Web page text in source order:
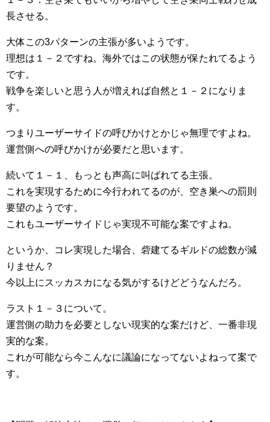
長させる。
大体この3パターンの主張が多いようです。
理想は１－２ですね。海外ではこの状態が保たれてるよう
です。
戦争を楽しいと思う人が増えれば自然と１－２になりま
す。
つまりユーザーサイドの呼びかけとかじゃ無理ですよね。
運営側への呼びかけが必要だと思います。
続いて１－１、もっとも声高に叫ばれてる主張。
これを実現するために今行われてるのが、空き巣への罰則
要望のようです。
これもユーザーサイドじゃ実現不可能な案ですよね。
というか、コレ実現した場合、砦建てるギルドの総数が減
りません？
今以上にスッカスカになる気がするけどどうなんだろ。
ラスト１－３について。
運営側の助力を必要としない現実的な案だけど、一番非現
実的な案。
これが可能なら今こんなに議論になってないよねって案で
す。